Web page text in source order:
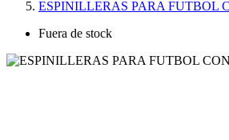
ESPINILLERAS PARA FUTBOL
Fuera de stock